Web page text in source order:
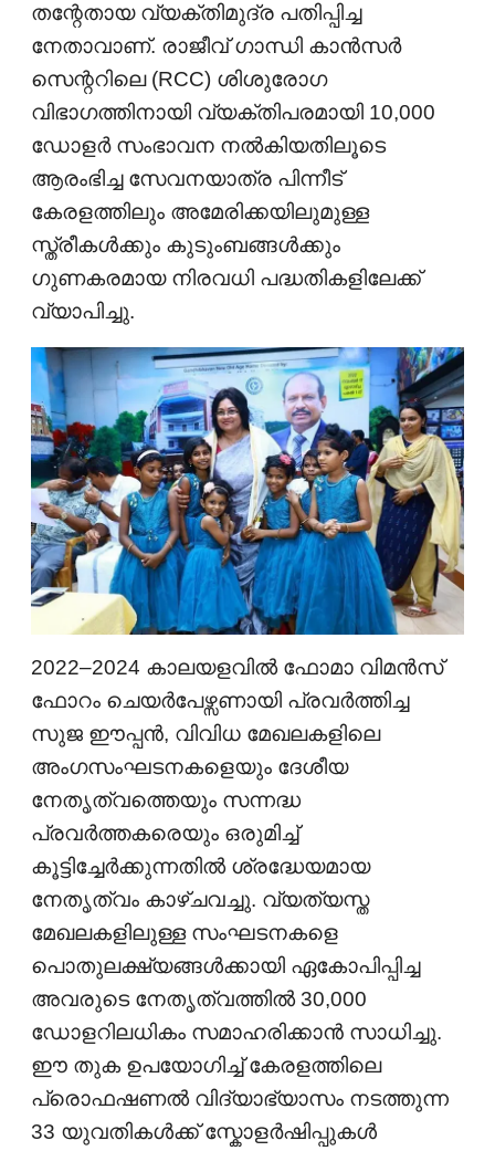
തന്റേതായ വ്യക്തിമുദ്ര പതിപ്പിച്ച
നേതാവാണ്. രാജീവ് ഗാന്ധി കാൻസർ
സെന്ററിലെ (RCC) ശിശുരോഗ
വിഭാഗത്തിനായി വ്യക്തിപരമായി 10,000
ഡോളർ സംഭാവന നൽകിയതിലൂടെ
ആരംഭിച്ച സേവനയാത്ര പിന്നീട്
കേരളത്തിലും അമേരിക്കയിലുമുള്ള
സ്ത്രീകൾക്കും കുടുംബങ്ങൾക്കും
ഗുണകരമായ നിരവധി പദ്ധതികളിലേക്ക്
വ്യാപിച്ചു.
2022–2024 കാലയളവിൽ ഫോമാ വിമൻസ്
ഫോറം ചെയർപേഴ്സണായി പ്രവർത്തിച്ച
സുജ ഈപ്പൻ, വിവിധ മേഖലകളിലെ
അംഗസംഘടനകളെയും ദേശീയ
നേതൃത്വത്തെയും സന്നദ്ധ
പ്രവർത്തകരെയും ഒരുമിച്ച്
കൂട്ടിച്ചേർക്കുന്നതിൽ ശ്രദ്ധേയമായ
നേതൃത്വം കാഴ്ചവച്ചു. വ്യത്യസ്ത
മേഖലകളിലുള്ള സംഘടനകളെ
പൊതുലക്ഷ്യങ്ങൾക്കായി ഏകോപിപ്പിച്ച
അവരുടെ നേതൃത്വത്തിൽ 30,000
ഡോളറിലധികം സമാഹരിക്കാൻ സാധിച്ചു.
ഈ തുക ഉപയോഗിച്ച് കേരളത്തിലെ
പ്രൊഫഷണൽ വിദ്യാഭ്യാസം നടത്തുന്ന
33 യുവതികൾക്ക് സ്കോളർഷിപ്പുകൾ